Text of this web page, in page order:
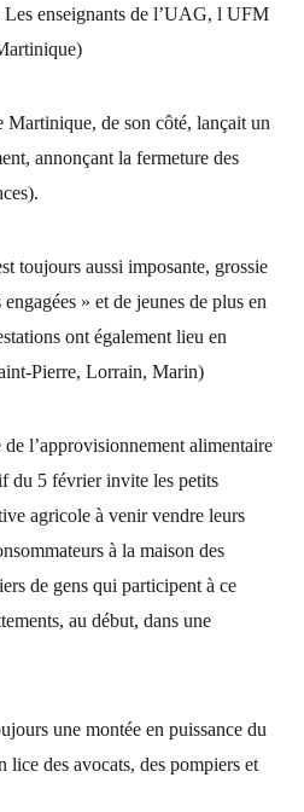
Les enseignants de l’UAG, l UFM
Martinique, de son côté, lançait un
annonçant la fermeture des
toujours aussi imposante, grossie
» et de jeunes de plus en
ont également lieu en
Pierre, Lorrain, Marin)
l’approvisionnement alimentaire
du 5 février invite les petits
agricole à venir vendre leurs
à la maison des
de gens qui participent à ce
au début, dans une
une montée en puissance du
lice des avocats, des pompiers et